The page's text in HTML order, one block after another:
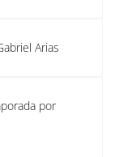
Arias
por